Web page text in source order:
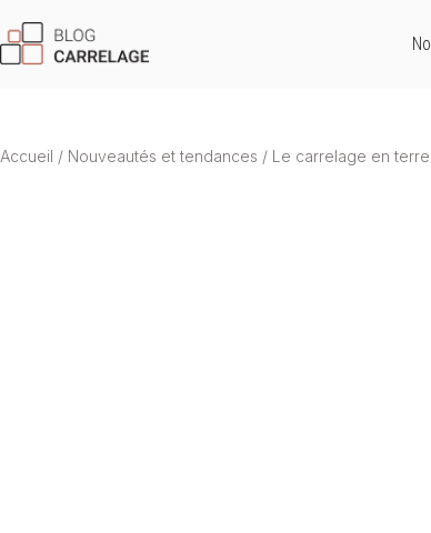
Accueil / Nouveautés et tendances / Le carrelage en